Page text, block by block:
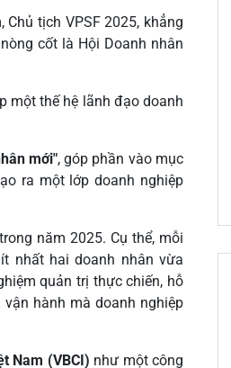
tịch VPSF 2025, khẳng
cốt là Hội Doanh nhân
một thế hệ lãnh đạo doanh
mới", góp phần vào mục
ra một lớp doanh nghiệp
năm 2025. Cụ thể, mỗi
nhất hai doanh nhân vừa
quản trị thực chiến, hỗ
hành mà doanh nghiệp
Nam (VBCI) như một công